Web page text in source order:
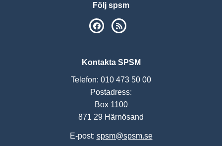
Följ spsm
SPSM på Facebook
Kontakta SPSM
Telefon: 010 473 50 00
Postadress:
Box 1100
871 29 Härnösand
E-post: spsm@spsm.se